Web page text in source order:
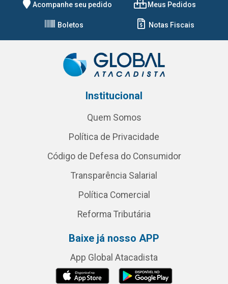
Acompanhe seu pedido Meus Pedidos
Boletos Notas Fiscais
Institucional
Quem Somos
Política de Privacidade
Código de Defesa do Consumidor
Transparência Salarial
Política Comercial
Reforma Tributária
Baixe já nosso APP
App Global Atacadista